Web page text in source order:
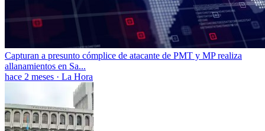
Capturan a presunto cómplice de atacante de PMT y MP realiza
allanamientos en Sa...
hace 2 meses · La Hora